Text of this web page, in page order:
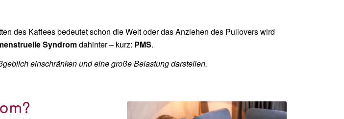
des Kaffees bedeutet schon die Welt oder das Anziehen des Pullovers wird
Syndromdahinter – kurz: PMS.
einschränken und eine große Belastung darstellen.